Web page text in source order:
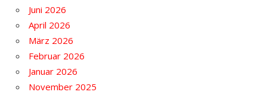
Juni 2026
April 2026
März 2026
Februar 2026
Januar 2026
November 2025